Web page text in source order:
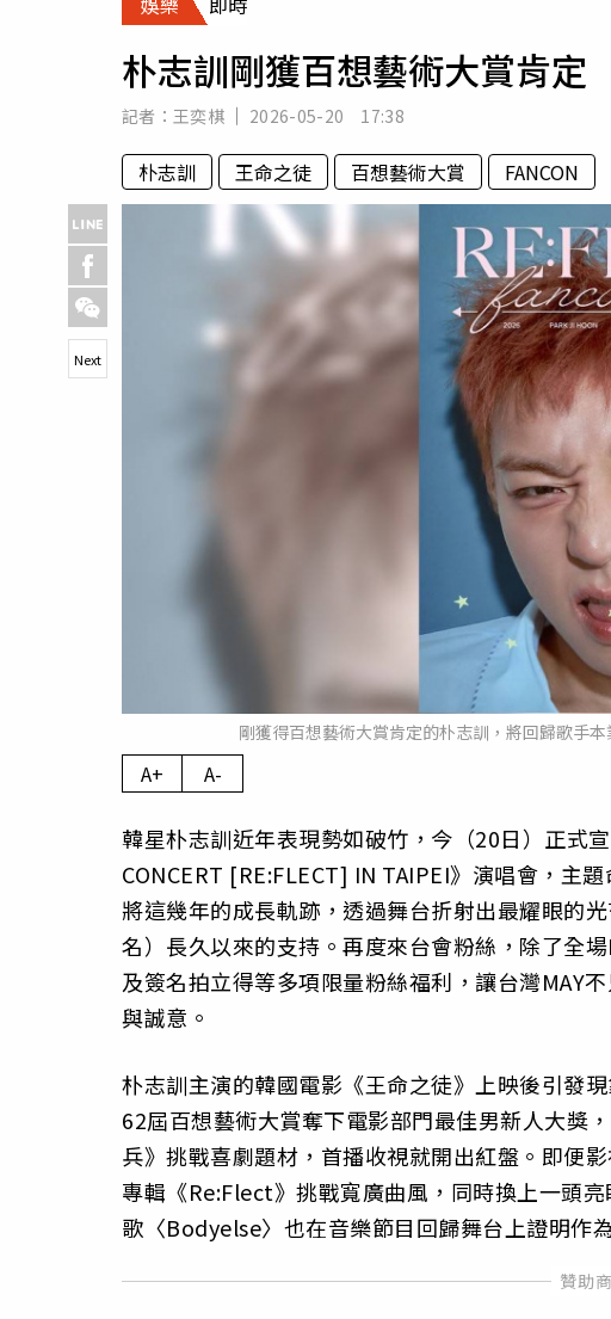
專欄
房產新勢力
朴志訓剛獲百想藝術大賞肯
記者： 王奕棋 2026-05-20 17:38
朴志訓 王命之徒 百想藝術大賞 FANCON
剛獲得百想藝術大賞肯定的朴志訓，將回歸歌手本
Next
A+ A-
韓星朴志訓近年表現勢如破竹，今（20日）正式
CONCERT [RE:FLECT] IN TAIPEI》演唱會，主
將這幾年的成長軌跡，透過舞台折射出最耀眼的
名）長久以來的支持。再度來台會粉絲，除了全
及簽名拍立得等多項限量粉絲福利，讓台灣MAY
與誠意。
朴志訓主演的韓國電影《王命之徒》上映後引發
62屆百想藝術大賞奪下電影部門最佳男新人大獎
兵》挑戰喜劇題材，首播收視就開出紅盤。即便
專輯《Re:Flect》挑戰寬廣曲風，同時換上一頭
歌〈Bodyelse〉也在音樂節目回歸舞台上證明作